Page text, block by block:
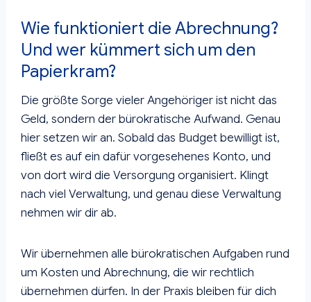
Wie funktioniert die Abrechnung?
Und wer kümmert sich um den
Papierkram?
Die größte Sorge vieler Angehöriger ist nicht das
Geld, sondern der bürokratische Aufwand. Genau
hier setzen wir an. Sobald das Budget bewilligt ist,
fließt es auf ein dafür vorgesehenes Konto, und
von dort wird die Versorgung organisiert. Klingt
nach viel Verwaltung, und genau diese Verwaltung
nehmen wir dir ab.
Wir übernehmen alle bürokratischen Aufgaben rund
um Kosten und Abrechnung, die wir rechtlich
übernehmen dürfen. In der Praxis bleiben für dich